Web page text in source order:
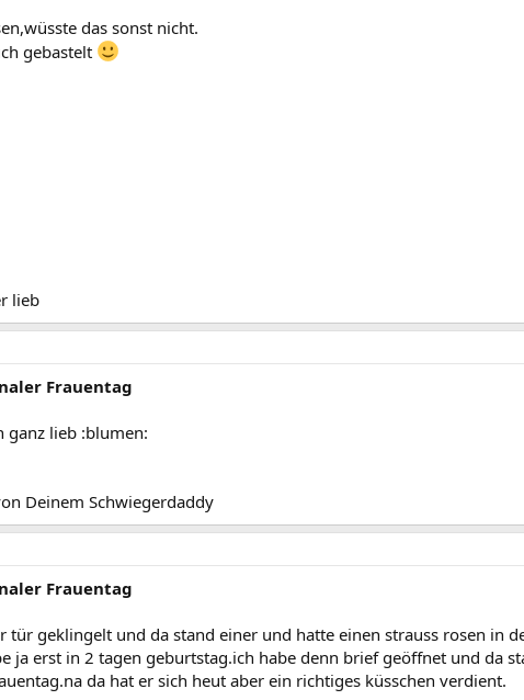
das sonst nicht.
gebastelt
lieb
Frauentag
ganz lieb :blumen:
Deinem Schwiegerdaddy
Frauentag
tür geklingelt und da stand einer und hatte einen strauss rosen in
ja erst in 2 tagen geburtstag.ich habe denn brief geöffnet und da
da hat er sich heut aber ein richtiges küsschen verdient.